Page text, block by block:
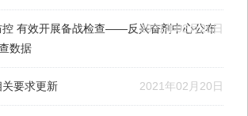
控 有效开展备战检查——反兴奋剂中心公布
数据
2021年02月26日
关要求更新 2021年02月20日